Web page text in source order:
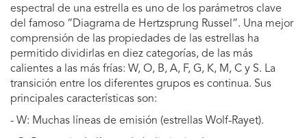
espectral de una estrella es uno de los parámetros clave
del famoso “Diagrama de Hertzsprung Russel”. Una mejor
comprensión de las propiedades de las estrellas ha
permitido dividirlas en diez categorías, de las más
calientes a las más frías: W, O, B, A, F, G, K, M, C y S. La
transición entre los diferentes grupos es continua. Sus
principales características son:
- W: Muchas líneas de emisión (estrellas Wolf-Rayet).